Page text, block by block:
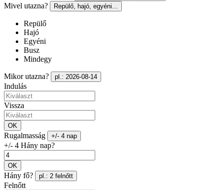
Mivel utazna?
Repülő, hajó, egyéni...
Repülő
Hajó
Egyéni
Busz
Mindegy
Mikor utazna? pl.: 2026-08-14
Indulás
Vissza
OK
Rugalmasság +/- 4 nap
+/- 4 Hány nap?
OK
Hány fő? pl.: 2 felnőtt
Felnőtt